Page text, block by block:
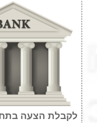
לקבלת הצעה